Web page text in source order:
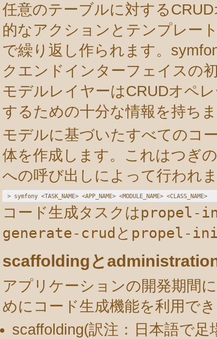
任意のテーブルに対する
的なアクションとテンプレー
で繰り返し作られます。
クエンドインターフェイスの
モデルレイヤーはCRUDオペ
するための十分な情報を持ち
モデルに基づいたすべてのコ
体を作成します。これはつぎ
への呼び出しによって行われ
コード生成タスクはpropel-
generate-crud と propel-
scaffoldingと
アプリケーションの開発期間
めにコード生成機能を利用で
scaffolding(訳注：日本語で